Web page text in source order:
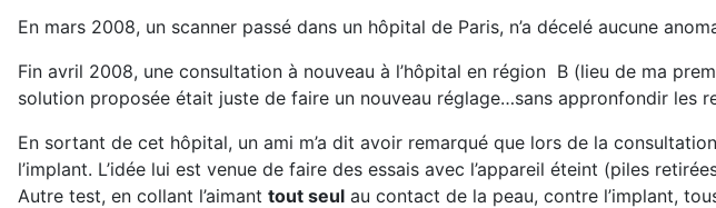
En mars 2008, un scanner passé dans un hôpital de Paris, n’a décelé aucune
Fin avril 2008, une consultation à nouveau à l’hôpital en région B (lieu de ma
solution proposée était juste de faire un nouveau réglage…sans appronfondir les
En sortant de cet hôpital, un ami m’a dit avoir remarqué que lors de la
l’implant. L’idée lui est venue de faire des essais avec l’appareil éteint (piles
Autre test, en collant l’aimant tout seul au contact de la peau, contre l’implant,